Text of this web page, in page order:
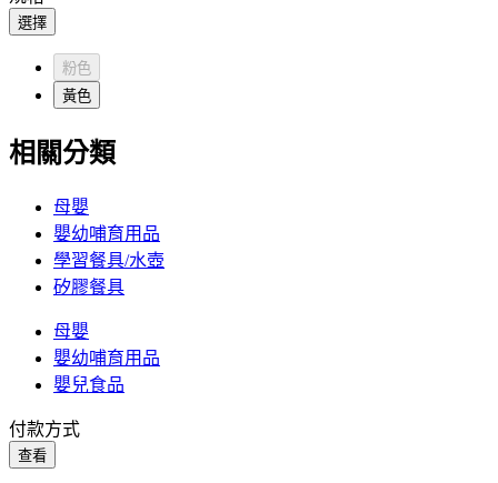
選擇
粉色
黃色
相關分類
母嬰
嬰幼哺育用品
學習餐具/水壺
矽膠餐具
母嬰
嬰幼哺育用品
嬰兒食品
付款方式
查看